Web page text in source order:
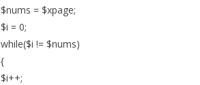
$nums = $xpage;
$i = 0;
while($i != $nums)
{
$i++;